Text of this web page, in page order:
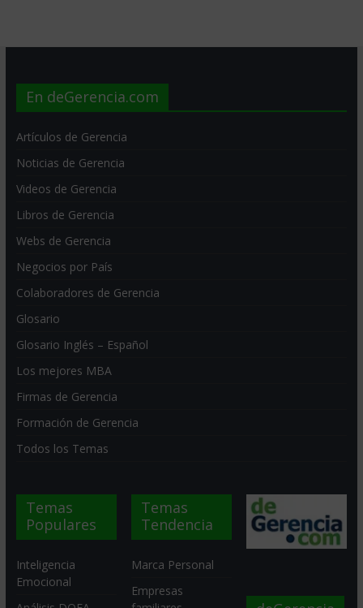
En deGerencia.com
Artículos de Gerencia
Noticias de Gerencia
Videos de Gerencia
Libros de Gerencia
Webs de Gerencia
Negocios por País
Colaboradores de Gerencia
Glosario
Glosario Inglés – Español
Los mejores MBA
Firmas de Gerencia
Formación de Gerencia
Todos los Temas
Temas
Populares
Inteligencia
Emocional
Temas
Tendencia
Marca Personal
Empresas